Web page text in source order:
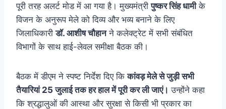
पूरी तरह अलर्ट मोड में आ गया है। मुख्यमंत्रीपुष्कर सिंह धामीके
विजन के अनुरूप मेले को दिव्य और भव्य बनाने के लिए
जिलाधिकारीडॉ. आशीष चौहानने कलेक्ट्रेट में सभी संबंधित
विभागों के साथ हाई-लेवल समीक्षा बैठक की।
बैठक में डीएम ने स्पष्ट निर्देश दिए किकांवड़ मेले से जुड़ी सभी
तैयारियां 25 जुलाई तक हर हाल में पूरी कर ली जाएं। उन्होंने कहा
कि श्रद्धालुओं की आस्था और सुरक्षा से किसी भी प्रकार का